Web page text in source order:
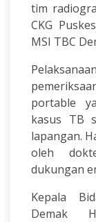
tim
CKG
MSI TBC
portable
kasus TB
lapangan.
oleh
dukungan
Kepala
Demak